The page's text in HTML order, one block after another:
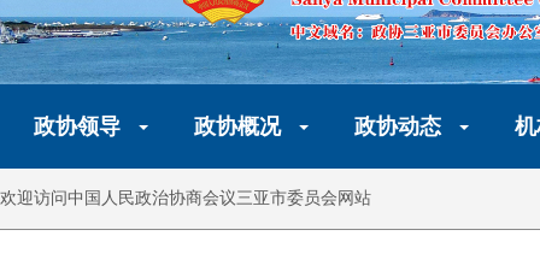
政协领导 政协概况 政协动态
欢迎访问中国人民政治协商会议三亚市委员会网站